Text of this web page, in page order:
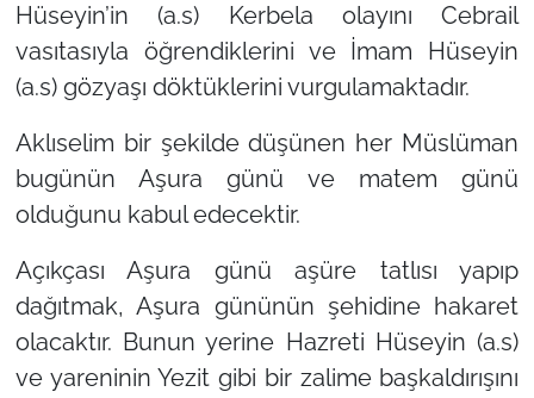
Hüseyin’in (a.s) Kerbela olayını Cebrail
vasıtasıyla öğrendiklerini ve İmam Hüseyin
(a.s) gözyaşı döktüklerini vurgulamaktadır.
Aklıselim bir şekilde düşünen her Müslüman
bugünün Aşura günü ve matem günü
olduğunu kabul edecektir.
Açıkçası Aşura günü aşüre tatlısı yapıp
dağıtmak, Aşura gününün şehidine hakaret
olacaktır. Bunun yerine Hazreti Hüseyin (a.s)
ve yareninin Yezit gibi bir zalime başkaldırışını